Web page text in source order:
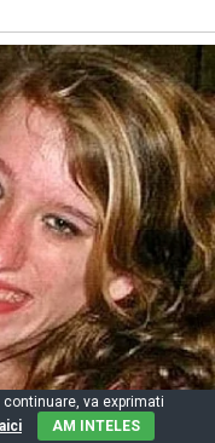
continuare, va exprimati
AM INTELES